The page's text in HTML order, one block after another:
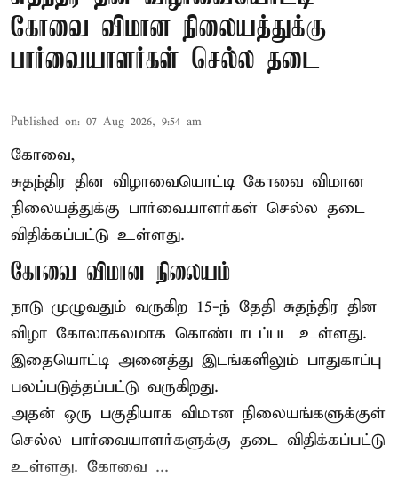
கோவை விமான நிலையத்துக்கு
பார்வையாளர்கள் செல்ல தடை
Published on: 07 Aug 2026, 9:54 am
கோவை,
சுதந்திர தின விழாவையொட்டி கோவை விமான
நிலையத்துக்கு பார்வையாளர்கள் செல்ல தடை
விதிக்கப்பட்டு உள்ளது.
கோவை விமான நிலையம்
நாடு முழுவதும் வருகிற 15-ந் தேதி சுதந்திர தின
விழா கோலாகலமாக கொண்டாடப்பட உள்ளது.
இதையொட்டி அனைத்து இடங்களிலும் பாதுகாப்பு
பலப்படுத்தப்பட்டு வருகிறது.
அதன் ஒரு பகுதியாக விமான நிலையங்களுக்குள்
செல்ல பார்வையாளர்களுக்கு தடை விதிக்கப்பட்டு
உள்ளது. கோவை ...